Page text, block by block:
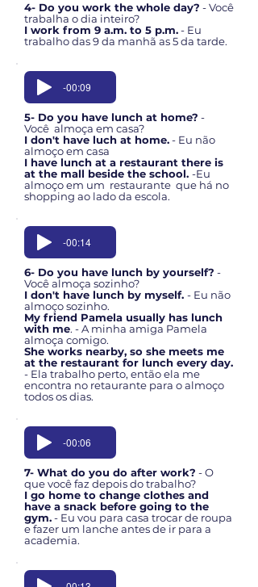
4- Do you work the whole day? - Você
trabalha o dia inteiro?
I work from 9 a.m. to 5 p.m.- Eu
trabalho das 9 da manhã as 5 da tarde.
-00:09
5- Do you have lunch at home? -
Você almoça em casa?
I don't have luch at home.- Eu não
almoço em casa
I have lunch at a restaurant there is
at the mall beside the school. -Eu
almoço em um restaurante que há no
shopping ao lado da escola.
-00:14
6- Do you have lunch by yourself? -
Você almoça sozinho?
I don't have lunch by myself. - Eu não
almoço sozinho.
My friend Pamela usually has lunch
with me. - A minha amiga Pamela
almoça comigo.
She works nearby, so she meets me
at the restaurant for lunch every day.
- Ela trabalho perto, então ela me
encontra no retaurante para o almoço
todos os dias.
-00:06
7- What do you do after work? - O
que você faz depois do trabalho?
I go home to change clothes and
have a snack before going to the
gym.- Eu vou para casa trocar de roupa
e fazer um lanche antes de ir para a
academia.